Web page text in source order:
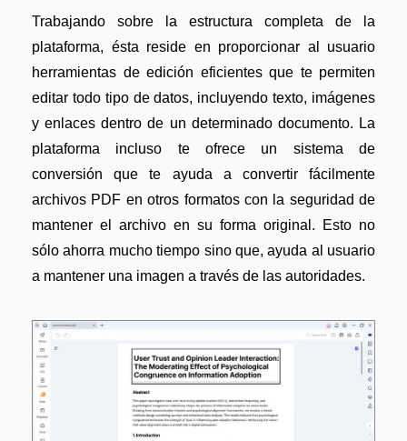
Trabajando sobre la estructura completa de la
plataforma, ésta reside en proporcionar al usuario
herramientas de edición eficientes que te permiten
editar todo tipo de datos, incluyendo texto, imágenes
y enlaces dentro de un determinado documento. La
plataforma incluso te ofrece un sistema de
conversión que te ayuda a convertir fácilmente
archivos PDF en otros formatos con la seguridad de
mantener el archivo en su forma original. Esto no
sólo ahorra mucho tiempo sino que, ayuda al usuario
a mantener una imagen a través de las autoridades.